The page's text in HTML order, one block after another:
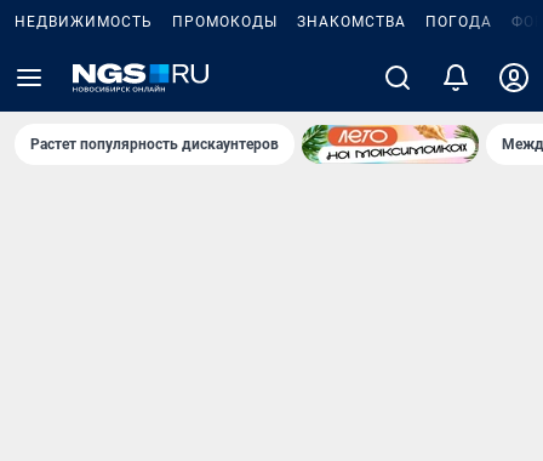
НЕДВИЖИМОСТЬ ПРОМОКОДЫ ЗНАКОМСТВА ПОГОДА
Растет популярность дискаунтеров